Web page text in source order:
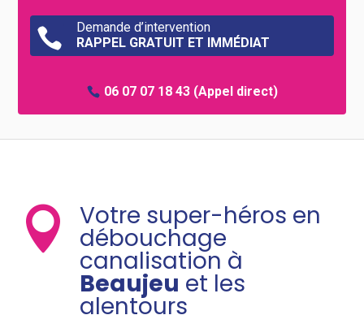

Demande d’intervention
RAPPEL GRATUIT ET IMMÉDIAT
06 07 07 18 43(Appel direct)
 Votre super-héros en
débouchage
canalisation à
Beaujeu et les
alentours